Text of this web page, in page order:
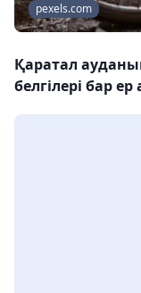
pexels.com
Қаратал
белгілері бар